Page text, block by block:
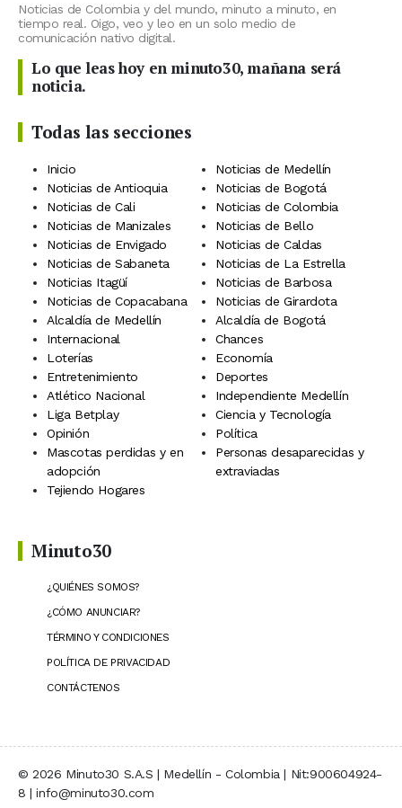
Noticias de Colombia y del mundo, minuto a minuto, en
tiempo real. Oigo, veo y leo en un solo medio de
comunicación nativo digital.
Lo que leas hoy en minuto30, mañana será
noticia.
Todas las secciones
Inicio
Noticias de Medellín
Noticias de Antioquia
Noticias de Bogotá
Noticias de Cali
Noticias de Colombia
Noticias de Manizales
Noticias de Bello
Noticias de Envigado
Noticias de Caldas
Noticias de Sabaneta
Noticias de La Estrella
Noticias Itagüí
Noticias de Barbosa
Noticias de Copacabana
Noticias de Girardota
Alcaldía de Medellín
Alcaldía de Bogotá
Internacional
Chances
Loterías
Economía
Entretenimiento
Deportes
Atlético Nacional
Independiente Medellín
Liga Betplay
Ciencia y Tecnología
Opinión
Política
Mascotas perdidas y en
adopción
Personas desaparecidas y
extraviadas
Tejiendo Hogares
Minuto30
¿QUIÉNES SOMOS?
¿CÓMO ANUNCIAR?
TÉRMINO Y CONDICIONES
POLÍTICA DE PRIVACIDAD
CONTÁCTENOS
© 2026 Minuto30 S.A.S | Medellín - Colombia | Nit:900604924-
8 | info@minuto30.com